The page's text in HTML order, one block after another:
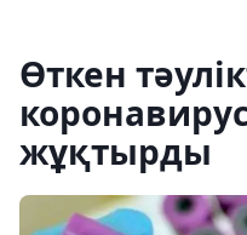
Өткен
жұқтырды